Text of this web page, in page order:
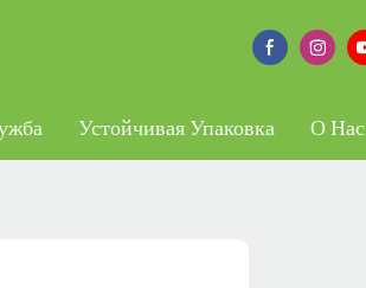
Устойчивая Упаковка О Нас